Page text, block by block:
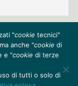
"cookie tecnici"
anche "cookie di
e "cookie di terze
di tutti o solo di